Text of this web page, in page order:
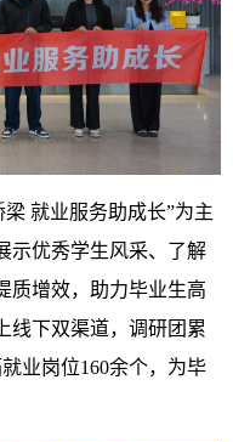
就业服务助成长”为主
示优秀学生风采、了解
质增效，助力毕业生高
线下双渠道，调研团累
业岗位160余个，为毕